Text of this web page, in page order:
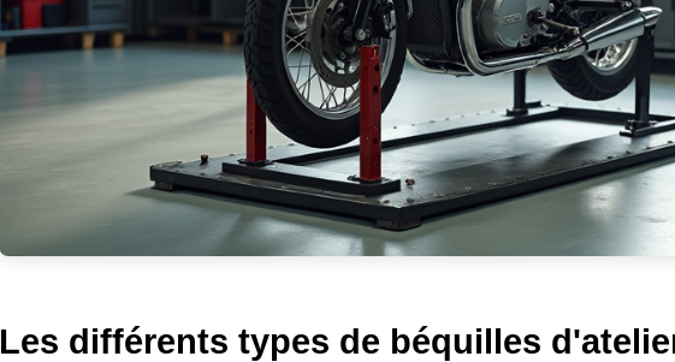
Les différents types de béquilles